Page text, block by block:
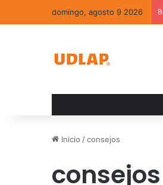
domingo, agosto 9 2026
Inicio /consejos
consejos